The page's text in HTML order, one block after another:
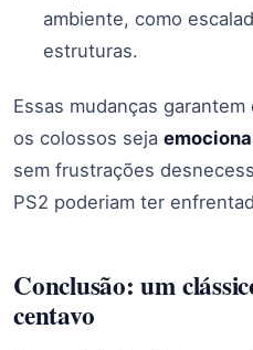
ambiente, como
estruturas.
Essas mudanças
os colossos seja
sem frustrações
PS2 poderiam ter
Conclusão: um
centavo